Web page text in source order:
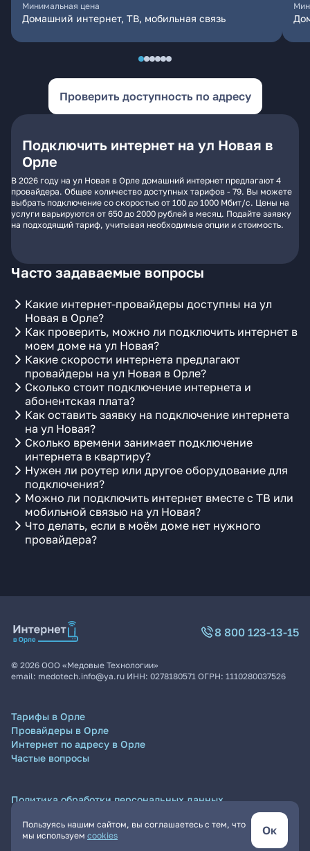
Минимальная цена
Домашний интернет, ТВ, мобильная связь
Проверить доступность по адресу
Подключить интернет на ул Новая в
Орле
В 2026 году на ул Новая в Орле домашний интернет предлагают 4
провайдера. Общее количество доступных тарифов - 79. Вы можете
выбрать подключение со скоростью от 100 до 1000 Мбит/с. Цены на
услуги варьируются от 650 до 2000 рублей в месяц. Подайте заявку
на подходящий тариф, учитывая необходимые опции и стоимость.
Часто задаваемые вопросы
Какие интернет-провайдеры доступны на ул
Новая в Орле?
Как проверить, можно ли подключить интернет в
моем доме на ул Новая?
Какие скорости интернета предлагают
провайдеры на ул Новая в Орле?
Сколько стоит подключение интернета и
абонентская плата?
Как оставить заявку на подключение интернета
на ул Новая?
Сколько времени занимает подключение
интернета в квартиру?
Нужен ли роутер или другое оборудование для
подключения?
Можно ли подключить интернет вместе с ТВ или
мобильной связью на ул Новая?
Что делать, если в моём доме нет нужного
провайдера?
Пользуясь нашим сайтом, вы соглашаетесь с тем, что
мы используем cookies Ок
8 800 123-13-15
© 2026 ООО «Медовые Технологии»
email: medotech.info@ya.ru ИНН: 0278180571 ОГРН: 1110280037526
Тарифы в Орле
Провайдеры в Орле
Интернет по адресу в Орле
Частые вопросы
Политика обработки персональных данных
Пользовательское соглашение